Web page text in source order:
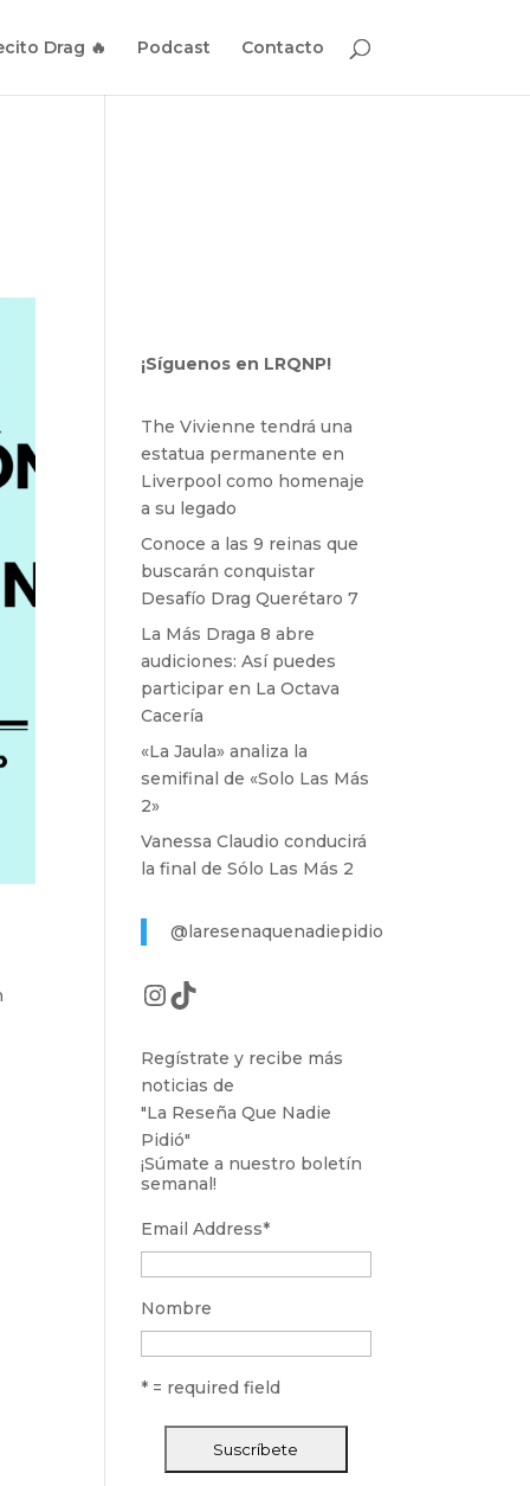
Drag 🔥 Podcast Contacto
¡Síguenos en LRQNP!
The Vivienne tendrá una
estatua permanente en
Liverpool como homenaje
a su legado
Conoce a las 9 reinas que
buscarán conquistar
Desafío Drag Querétaro 7
La Más Draga 8 abre
audiciones: Así puedes
participar en La Octava
Cacería
«La Jaula» analiza la
semifinal de «Solo Las Más
2»
Vanessa Claudio conducirá
la final de Sólo Las Más 2
@laresenaquenadiepidio
Instagram
TikTok
Regístrate y recibe más
noticias de
"La Reseña Que Nadie
Pidió"
¡Súmate a nuestro boletín
semanal!
Email Address*
Nombre
* = required field